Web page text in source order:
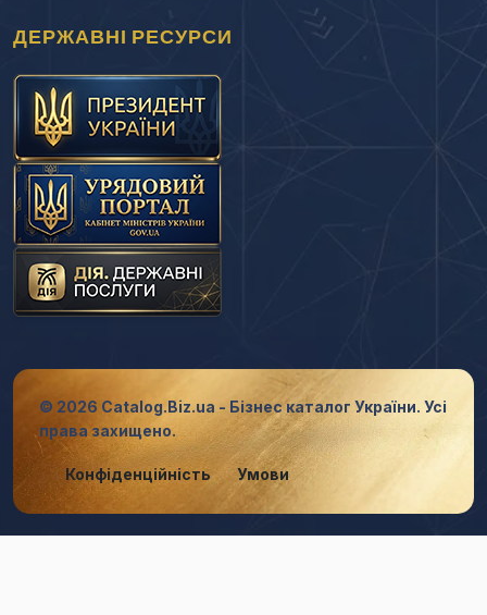
ДЕРЖАВНІ РЕСУРСИ
© 2026 Catalog.Biz.ua - Бізнес каталог України. Усі
права захищено.
Конфіденційність Умови